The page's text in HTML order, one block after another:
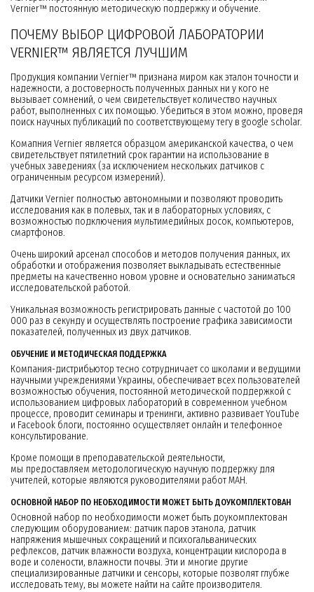
Vernier™ постоянную методическую поддержку и обучение.
ПОЧЕМУ ВЫБОР ЦИФРОВОЙ ЛАБОРАТОРИИ
VERNIER™ ЯВЛЯЕТСЯ ЛУЧШИМ
Продукция компании Vernier™ признана миром как эталон точности и
надежности, а достоверность полученных данных ни у кого не
вызывает сомнений, о чем свидетельствует количество научных
работ, выполненных с их помощью. Убедиться в этом можно, проведя
поиск научных публикаций по соответствующему тегу в google scholar.
Комапния Vernier является образцом американской качества, о чем
свидетельствует пятилетний срок гарантии на использование в
учебных заведениях (за исключением нескольких датчиков с
ограниченным ресурсом измерений).
Датчики Vernier полностью автономными и позволяют проводить
исследования как в полевых, так и в лабораторных условиях, с
возможностью подключения мультимедийных досок, компьютеров,
смартфонов.
Очень широкий арсенал способов и методов получения данных, их
обработки и отображения позволяет выкладывать естественные
предметы на качественно новом уровне и основательно заниматься
исследовательской работой.
Уникальная возможность регистрировать данные с частотой до 100
000 раз в секунду и осуществлять построение графика зависимости
показателей, полученных из двух датчиков.
ОБУЧЕНИЕ И МЕТОДИЧЕСКАЯ ПОДДЕРЖКА
Компания-дистрибьютор тесно сотрудничает со школами и ведущими
научными учреждениями Украины, обеспечивает всех пользователей
возможностью обучения, постоянной методической поддержкой с
использованием цифровых лабораторий в современном учебном
процессе, проводит семинары и тренинги, активно развивает YouTube
и Facebook блоги, постоянно осуществляет онлайн и телефонное
консультирование.
Кроме помощи в преподавательской деятельности,
мы предоставляем методологическую научную поддержку для
учителей, которые являются руководителями работ МАН.
ОСНОВНОЙ НАБОР ПО НЕОБХОДИМОСТИ МОЖЕТ БЫТЬ ДОУКОМПЛЕКТОВАН
Основной набор по необходимости может быть доукомплектован
следующим оборудованием: датчик паров этанола, датчик
напряжения мышечных сокращений и психогальванических
рефлексов, датчик влажности воздуха, концентрации кислорода в
воде и солености, влажности почвы. Эти и многие другие
специализированные датчики и сенсоры, которые позволят глубже
исследовать тему, вы можете найти на сайте производителя.